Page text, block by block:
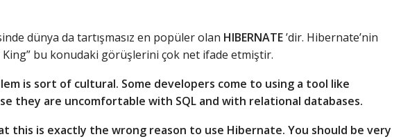
dünya da tartışmasız en popüler olan HIBERNATE’dir. Hibernate’nin
King” bu konudaki görüşlerini çok net ifade etmiştir.
is sort of cultural. Some developers come to using a tool like
they are uncomfortable with SQL and with relational databases.
this is exactly the wrong reason to use Hibernate. You should be very